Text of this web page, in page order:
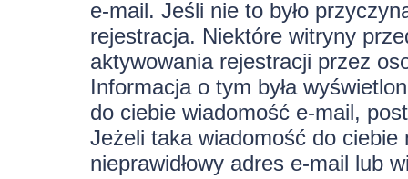
e-mail. Jeśli nie to było
rejestracja. Niektóre witryny
aktywowania rejestracji przez
Informacja o tym była
do ciebie wiadomość e-mail,
Jeżeli taka wiadomość do ciebie
nieprawidłowy adres e-mail lub